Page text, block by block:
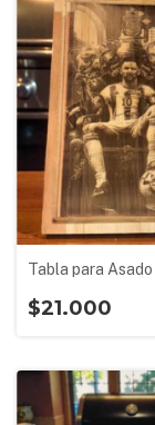
Tabla para Asado
$21.000